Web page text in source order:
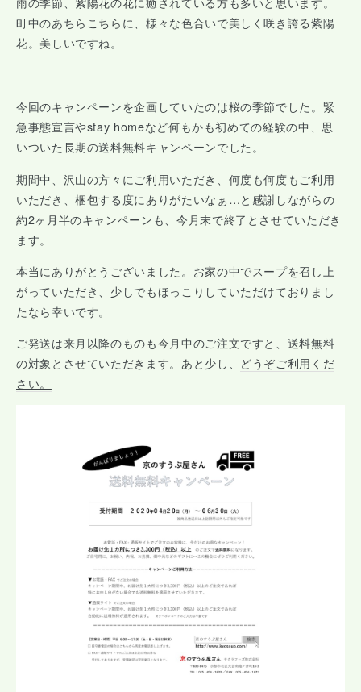
町中のあちらこちらに、様々な色合いで美しく咲き誇る紫陽
花。美しいですね。
今回のキャンペーンを企画していたのは桜の季節でした。緊
急事態宣言やstay homeなど何もかも初めての経験の中、思
いついた長期の送料無料キャンペーンでした。
期間中、沢山の方々にご利用いただき、何度も何度もご利用
いただき、梱包する度にありがたいなぁ…と感謝しながらの
約2ヶ月半のキャンペーンも、今月末で終了とさせていただき
ます。
本当にありがとうございました。お家の中でスープを召し上
がっていただき、少しでもほっこりしていただけておりまし
たなら幸いです。
ご発送は来月以降のものも今月中のご注文ですと、送料無料
の対象とさせていただきます。あと少し、 どうぞご利用くだ
さい。